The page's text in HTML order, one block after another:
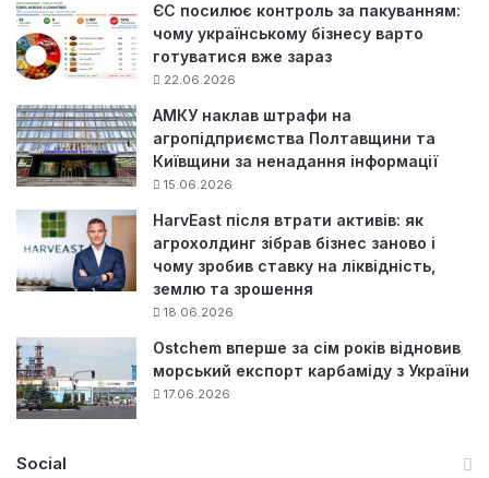
ЄС посилює контроль за пакуванням:
чому українському бізнесу варто
готуватися вже зараз
22.06.2026
АМКУ наклав штрафи на
агропідприємства Полтавщини та
Київщини за ненадання інформації
15.06.2026
HarvEast після втрати активів: як
агрохолдинг зібрав бізнес заново і
чому зробив ставку на ліквідність,
землю та зрошення
18.06.2026
Ostchem вперше за сім років відновив
морський експорт карбаміду з України
17.06.2026
Social